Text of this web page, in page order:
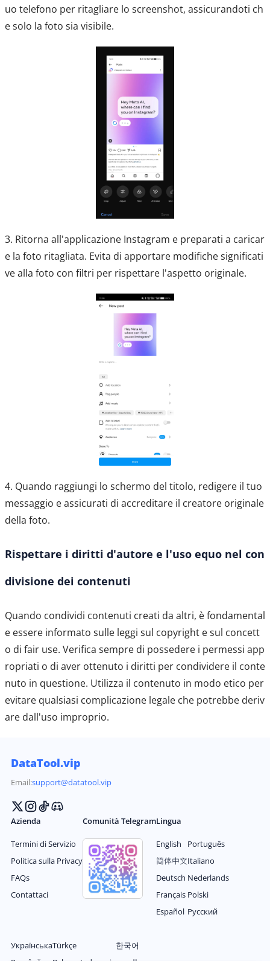
uo telefono per ritagliare lo screenshot, assicurandoti ch
e solo la foto sia visibile.
3. Ritorna all'applicazione Instagram e preparati a caricar
e la foto ritagliata. Evita di apportare modifiche significati
ve alla foto con filtri per rispettare l'aspetto originale.
4. Quando raggiungi lo schermo del titolo, redigere il tuo
messaggio e assicurati di accreditare il creatore originale
della foto.
Rispettare i diritti d'autore e l'uso equo nel con
divisione dei contenuti
Quando condividi contenuti creati da altri, è fondamental
e essere informato sulle leggi sul copyright e sul concett
o di fair use. Verifica sempre di possedere i permessi app
ropriati o di aver ottenuto i diritti per condividere il conte
nuto in questione. Utilizza il contenuto in modo etico per
evitare qualsiasi complicazione legale che potrebbe deriv
are dall'uso improprio.
DataTool.vip
Email:support@datatool.vip
Azienda
Termini di Servizio
Politica sulla Privacy
FAQs
Contattaci
Comunità TelegramLingua
English
简体中文
Deutsch
Français
Español
Português
Italiano
Nederlands
Polski
Русский
УкраїнськаTürkçe
한국어